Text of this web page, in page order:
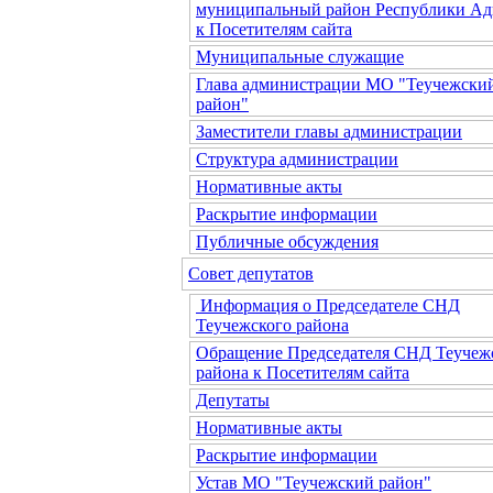
муниципальный район Республики
к Посетителям сайта
Муниципальные служащие
Глава администрации МО
район"
Заместители главы администрации
Структура администрации
Нормативные акты
Раскрытие информации
Публичные обсуждения
Совет депутатов
Информация о Председателе СНД
Теучежского района
Обращение Председателя СНД
района к Посетителям сайта
Депутаты
Нормативные акты
Раскрытие информации
Устав МО "Теучежский район"